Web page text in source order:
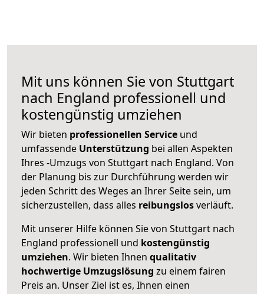
Mit uns können Sie von Stuttgart
nach England professionell und
kostengünstig umziehen
Wir bieten professionellen Service und
umfassende Unterstützung bei allen Aspekten
Ihres -Umzugs von Stuttgart nach England. Von
der Planung bis zur Durchführung werden wir
jeden Schritt des Weges an Ihrer Seite sein, um
sicherzustellen, dass alles reibungslosverläuft.
Mit unserer Hilfe können Sie von Stuttgart nach
England professionell und kostengünstig
umziehen. Wir bieten Ihnen qualitativ
hochwertige Umzugslösung zu einem fairen
Preis an. Unser Ziel ist es, Ihnen einen